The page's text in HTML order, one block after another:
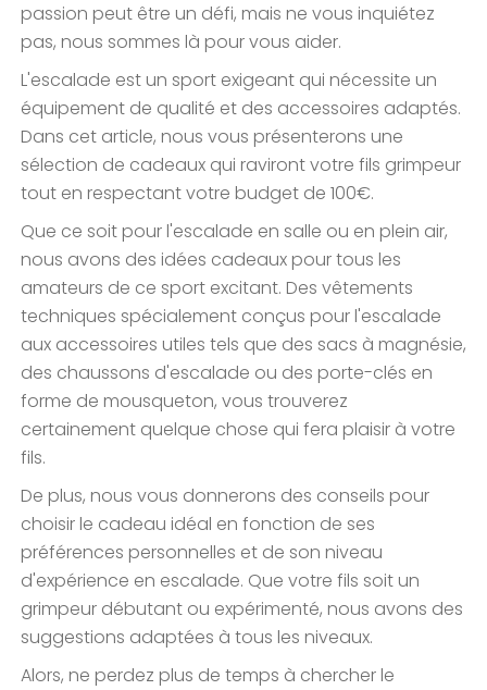
passion peut être un défi, mais ne vous inquiétez
pas, nous sommes là pour vous aider.
L'escalade est un sport exigeant qui nécessite un
équipement de qualité et des accessoires adaptés.
Dans cet article, nous vous présenterons une
sélection de cadeaux qui raviront votre fils grimpeur
tout en respectant votre budget de 100€.
Que ce soit pour l'escalade en salle ou en plein air,
nous avons des idées cadeaux pour tous les
amateurs de ce sport excitant. Des vêtements
techniques spécialement conçus pour l'escalade
aux accessoires utiles tels que des sacs à magnésie,
des chaussons d'escalade ou des porte-clés en
forme de mousqueton, vous trouverez
certainement quelque chose qui fera plaisir à votre
fils.
De plus, nous vous donnerons des conseils pour
choisir le cadeau idéal en fonction de ses
préférences personnelles et de son niveau
d'expérience en escalade. Que votre fils soit un
grimpeur débutant ou expérimenté, nous avons des
suggestions adaptées à tous les niveaux.
Alors, ne perdez plus de temps à chercher le